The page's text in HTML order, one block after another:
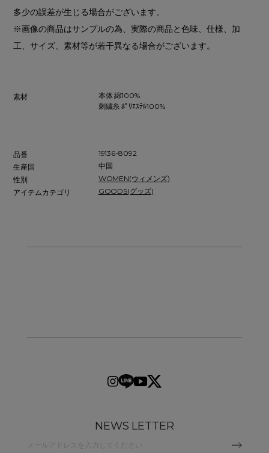
多少の誤差が生じる場合がございます。
※画像の商品はサンプルの為、実際の商品と色味、仕様、加
工、サイズ、素材等が若干異なる場合がございます。
素材
本体 綿100%
刺繍糸 ﾎﾟﾘｴｽﾃﾙ100%
品番
19136-8092
生産国
中国
性別
WOMEN(ウィメンズ)
アイテムカテゴリ
GOODS(グッズ)
NEWS LETTER